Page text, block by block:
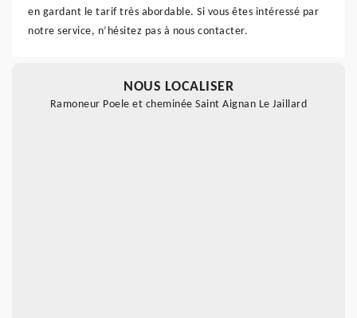
en gardant le tarif très abordable. Si vous êtes intéressé par
notre service, n’hésitez pas à nous contacter.
NOUS LOCALISER
Ramoneur Poele et cheminée Saint Aignan Le Jaillard